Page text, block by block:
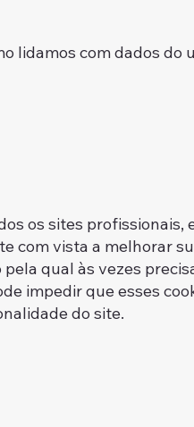
lidamos com dados
os sites
com vista a melhorar
qual às vezes
impedir que esses
do site.